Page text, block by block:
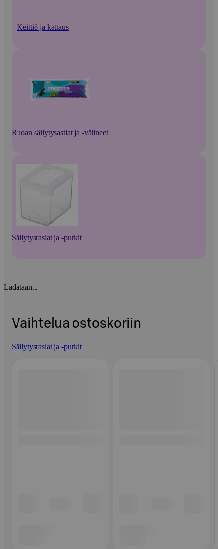
Keittiö ja kattaus
Ruoan säilytysastiat ja -välineet
Säilytysrasiat ja -purkit
Ladataan...
Vaihtelua ostoskoriin
Säilytysrasiat ja -purkit